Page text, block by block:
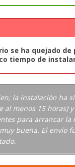
se ha quejado de
tiempo de
la instalación ha
al menos 15 horas)
para arrancar la
buena. El envío